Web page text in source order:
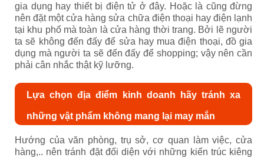
gia dụng hay thiết bị điện tử ở đây. Hoặc là cũng đừng
nên đặt một cửa hàng sửa chữa điện thoại hay điện lạnh
tại khu phố mà toàn là cửa hàng thời trang. Bởi lẽ người
ta sẽ không đến đấy để sửa hay mua điện thoại, đồ gia
dụng mà người ta sẽ đến đấy để shopping; vậy nên cần
phải cân nhắc thật kỹ lưỡng.
Lựa chọn địa điểm kinh doanh hãy tránh xa
những vật phẩm không mang lại may mắn
Hướng của văn phòng, trụ sở, cơ quan làm việc, cửa
hàng,.. nên tránh đặt đối diện với những kiến trúc kiêng